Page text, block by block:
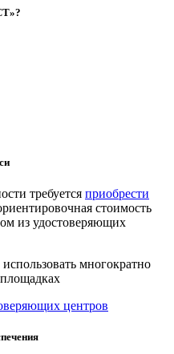
требуется приобрести
стоимость
из удостоверяющих
многократно
центров